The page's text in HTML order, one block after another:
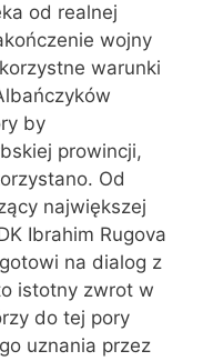
od realnej
wojny
warunki
by
prowincji,
Od
największej
Ibrahim Rugova
na dialog z
istotny zwrot w
do tej pory
uznania przez